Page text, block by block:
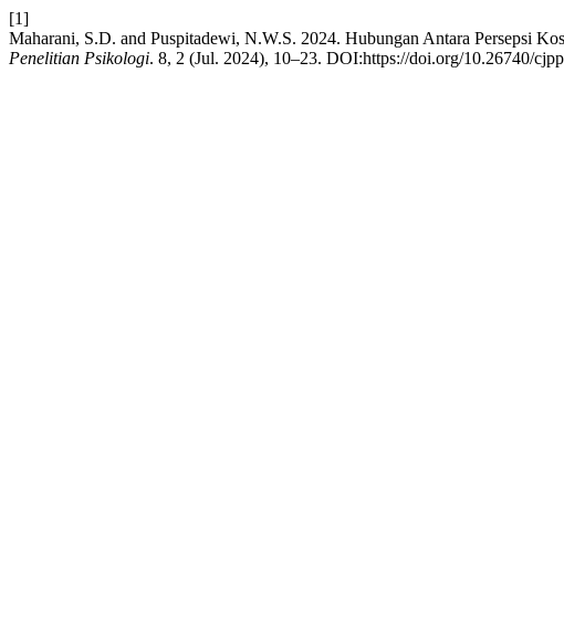
[1]
Maharani, S.D. and Puspitadewi, N.W.S. 2024. Hubungan Antara Persepsi
Penelitian Psikologi. 8, 2 (Jul. 2024), 10–23. DOI:https://doi.org/10.26740/